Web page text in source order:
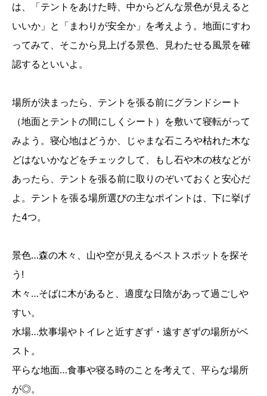
は、「テントをあけた時、中からどんな景色が見えると
いいか」と「まわりが安全か」を考えよう。地面にすわ
ってみて、そこから見上げる景色、見わたせる風景を確
認するといいよ。
場所が決まったら、テントを張る前にグランドシート
（地面とテントの間にしくシート）を敷いて寝転がって
みよう。寝心地はどうか、じゃまな石ころや枯れた木な
どはないかなどをチェックして、もし石や木の枝などが
あったら、テントを張る前に取りのぞいておくと安心だ
よ。テントを張る場所選びの主なポイントは、下に挙げ
た4つ。
景色…森の木々、山や空が見えるベストスポットを探そ
う!
木々…そばに木があると、適度な日陰があって過ごしや
すい。
水場…炊事場やトイレと近すぎず・遠すぎずの場所がベ
スト。
平らな地面…食事や寝る時のことを考えて、平らな場所
が◎。